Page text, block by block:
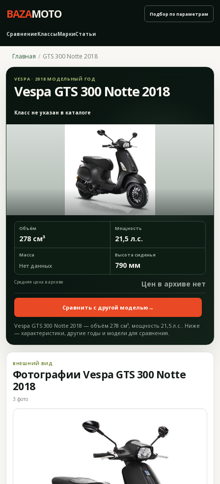
BAZAMOTO
СравнениеКлассыМаркиСтатьи
Подбор по параметрам
Главная GTS 300 Notte 2018
VESPA · 2018 МОДЕЛЬНЫЙ ГОД
Vespa GTS 300 Notte 2018
Класс не указан в каталоге
Объём
278 см³
Мощность
21,5 л.с.
Масса
Нет данных
Высота сиденья
790 мм
Средняя цена в архиве Цен в архиве нет
Сравнить с другой моделью →
Vespa GTS 300 Notte 2018 — объём 278 см³, мощность 21,5 л.с.. Ниже
— характеристики, другие годы и модели для сравнения.
ВНЕШНИЙ ВИД
Фотографии Vespa GTS 300 Notte
2018
3 фото